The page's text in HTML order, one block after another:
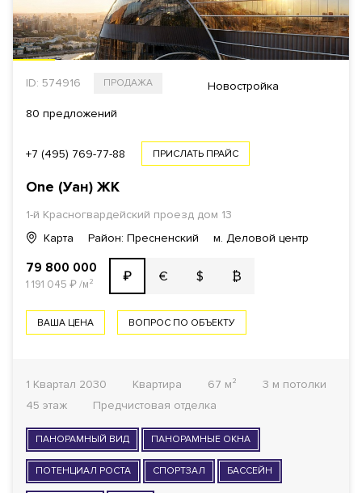
ID: 574916 ПРОДАЖА Новостройка
80 предложений
+7 (495) 769-77-88 ПРИСЛАТЬ ПРАЙС
One (Уан) ЖК
1-й Красногвардейский проезд дом 13
Карта
Район: Пресненский м. Деловой центр
79 800 000
1 191 045 ₽/м² ₽ € $ ₿
ВАША ЦЕНА ВОПРОС ПО ОБЪЕКТУ
1 Квартал 2030 Квартира 67 м²
3 м потолки
45 этаж
Предчистовая отделка
ПАНОРАМНЫЙ ВИД ПАНОРАМНЫЕ ОКНА
ПОТЕНЦИАЛ РОСТА СПОРТЗАЛ БАССЕЙН